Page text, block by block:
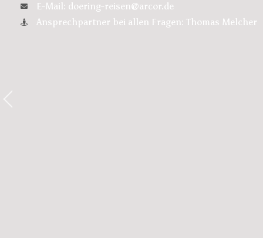
E-Mail: doering-reisen@arcor.de
Ansprechpartner bei allen Fragen: Thomas Melcher